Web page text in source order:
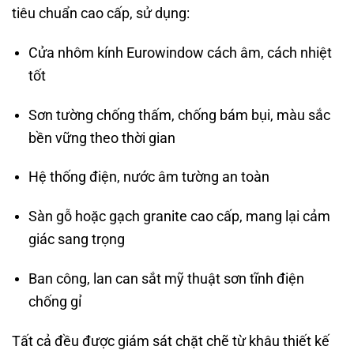
tiêu chuẩn cao cấp, sử dụng:
Cửa nhôm kính Eurowindow cách âm, cách nhiệt
tốt
Sơn tường chống thấm, chống bám bụi, màu sắc
bền vững theo thời gian
Hệ thống điện, nước âm tường an toàn
Sàn gỗ hoặc gạch granite cao cấp, mang lại cảm
giác sang trọng
Ban công, lan can sắt mỹ thuật sơn tĩnh điện
chống gỉ
Tất cả đều được giám sát chặt chẽ từ khâu thiết kế